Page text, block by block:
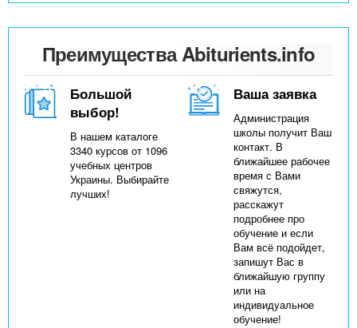
Преимущества Abiturients.info
Большой
выбор!
В нашем каталоге
3340 курсов от 1096
учебных центров
Украины. Выбирайте
лучших!
Ваша заявка
Администрация
школы получит Ваш
контакт. В
ближайшее рабочее
время с Вами
свяжутся,
расскажут
подробнее про
обучение и если
Вам всё подойдет,
запишут Вас в
ближайшую группу
или на
индивидуальное
обучение!